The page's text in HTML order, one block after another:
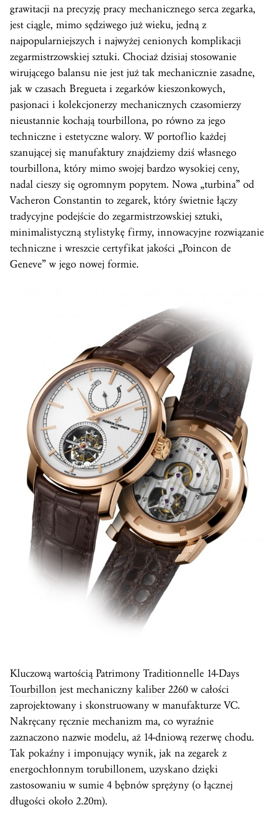
grawitacji na precyzję pracy mechanicznego serca zegarka,
jest ciągle, mimo sędziwego już wieku, jedną z
najpopularniejszych i najwyżej cenionych komplikacji
zegarmistrzowskiej sztuki. Chociaż dzisiaj stosowanie
wirującego balansu nie jest już tak mechanicznie zasadne,
jak w czasach Bregueta i zegarków kieszonkowych,
pasjonaci i kolekcjonerzy mechanicznych czasomierzy
nieustannie kochają tourbillona, po równo za jego
techniczne i estetyczne walory. W portoflio każdej
szanującej się manufaktury znajdziemy dziś własnego
tourbillona, który mimo swojej bardzo wysokiej ceny,
nadal cieszy się ogromnym popytem. Nowa „turbina” od
Vacheron Constantin to zegarek, który świetnie łączy
tradycyjne podejście do zegarmistrzowskiej sztuki,
minimalistyczną stylistykę firmy, innowacyjne rozwiązanie
techniczne i wreszcie certyfikat jakości „Poincon de
Geneve” w jego nowej formie.
Kluczową wartością Patrimony Traditionnelle 14-Days
Tourbillon jest mechaniczny kaliber 2260 w całości
zaprojektowany i skonstruowany w manufakturze VC.
Nakręcany ręcznie mechanizm ma, co wyraźnie
zaznaczono nazwie modelu, aż 14-dniową rezerwę chodu.
Tak pokaźny i imponujący wynik, jak na zegarek z
energochłonnym torubillonem, uzyskano dzięki
zastosowaniu w sumie 4 bębnów sprężyny (o łącznej
długości około 2.20m).